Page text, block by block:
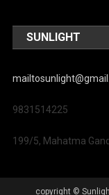
SUNLIGHT
9831514225
199/5, Mahatma
copyright ©